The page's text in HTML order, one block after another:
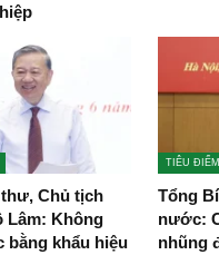
Chủ tịch
Lâm: Không
bằng khẩu hiệu
TIÊU ĐIỂM
Tổng
nước:
nhũng